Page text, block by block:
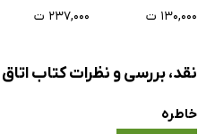
۱۳۰,۰۰۰ ت
۲۳۷,۰۰۰ ت
نقد، بررسی و نظرات کتاب اتاق
خاطره